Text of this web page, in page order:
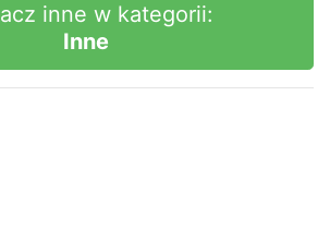
inne w kategorii:
Inne